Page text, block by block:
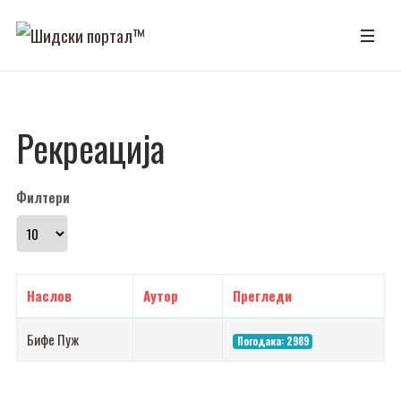
Рекреација
Филтери
Прикажи број
Наслов Аутор Прегледи
Бифе Пуж Погодака: 2989